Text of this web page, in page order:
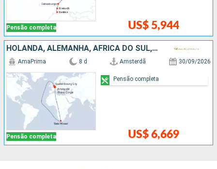
Pensão completa US$ 5,944
HOLANDA, ALEMANHA, AFRICA DO SUL, EUROPA DO NORTE
Pensão completa
AmaPrima 8 d Amsterdã 30/09/2026
US$ 6,669
Pensão completa